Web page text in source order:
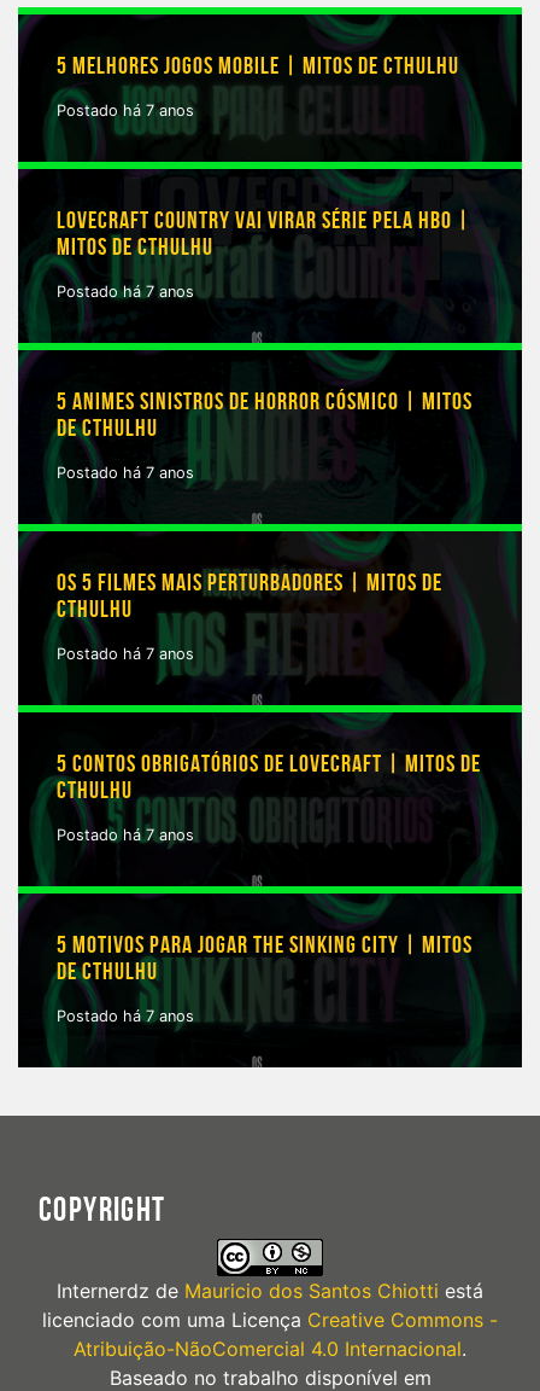
5 MELHORES JOGOS MOBILE | MITOS DE CTHULHU
Postado há 7 anos
LOVECRAFT COUNTRY VAI VIRAR SÉRIE PELA HBO |
MITOS DE CTHULHU
Postado há 7 anos
5 ANIMES SINISTROS DE HORROR CÓSMICO | MITOS
DE CTHULHU
Postado há 7 anos
OS 5 FILMES MAIS PERTURBADORES | MITOS DE
CTHULHU
Postado há 7 anos
5 CONTOS OBRIGATÓRIOS DE LOVECRAFT | MITOS DE
CTHULHU
Postado há 7 anos
5 MOTIVOS PARA JOGAR THE SINKING CITY | MITOS
DE CTHULHU
Postado há 7 anos
COPYRIGHT
Internerdz de Mauricio dos Santos Chiotti está
licenciado com uma Licença Creative Commons -
Atribuição-NãoComercial 4.0 Internacional.
Baseado no trabalho disponível em